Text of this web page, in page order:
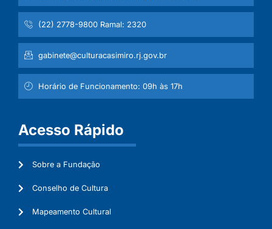
(22) 2778-9800 Ramal: 2320
gabinete@culturacasimiro.rj.gov.br
Horário de Funcionamento: 09h às 17h
Acesso Rápido
Sobre a Fundação
Conselho de Cultura
Mapeamento Cultural